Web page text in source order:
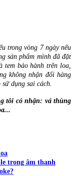
trong vòng 7 ngày nếu
sản phẩm mình đã đặt
tem bảo hành trên loa,
không nhận đổi hàng
dụng sai cách.
tôi có nhận: vá thùng
trong âm thanh